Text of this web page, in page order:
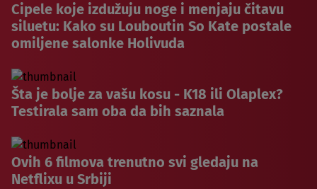
Cipele koje izdužuju noge i menjaju čitavu
siluetu: Kako su Louboutin So Kate postale
omiljene salonke Holivuda
Šta je bolje za vašu kosu - K18 ili Olaplex?
Testirala sam oba da bih saznala
Ovih 6 filmova trenutno svi gledaju na
Netflixu u Srbiji